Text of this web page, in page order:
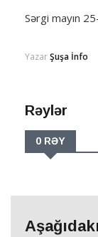
Sərgi mayın
YazarŞuşa İnfo
Rəylər
0 RƏY